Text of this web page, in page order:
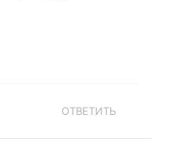
ОТВЕТИТЬ